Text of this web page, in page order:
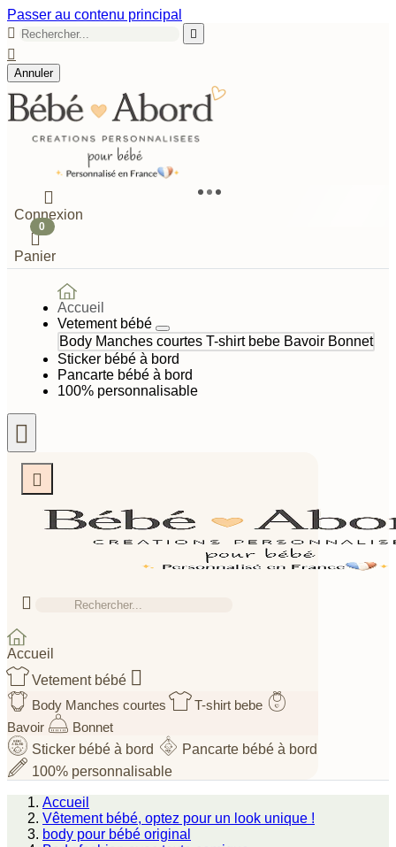
Passer au contenu principal



Annuler

Connexion

0
Panier
Accueil
Vetement bébé
Body Manches courtes T-shirt bebe Bavoir Bonnet
Sticker bébé à bord
Pancarte bébé à bord
100% personnalisable



Accueil
Vetement bébé 
Body Manches courtes
T-shirt bebe
Bavoir
Bonnet
Sticker bébé à bord
Pancarte bébé à bord
100% personnalisable
Accueil
Vêtement bébé, optez pour un look unique !
body pour bébé original